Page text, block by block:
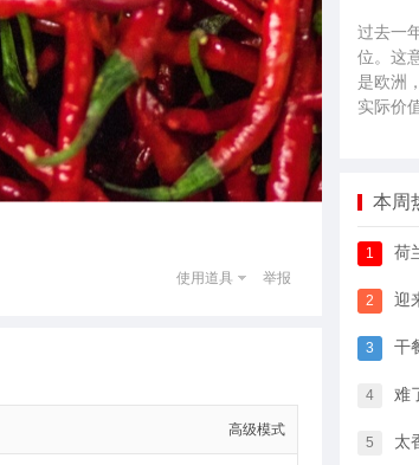
使用道具 举报
高级模式
过去一
位。这
是欧洲
实际价
本周
1 荷兰
2 迎来
3 干餐
4 难
5 太